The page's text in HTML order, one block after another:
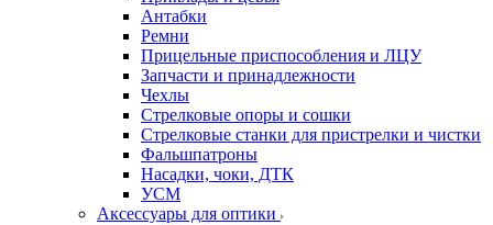
Антабки
Ремни
Прицельные приспособления и ЛЦУ
Запчасти и принадлежности
Чехлы
Стрелковые опоры и сошки
Стрелковые станки для пристрелки и чистки
Фальшпатроны
Насадки, чоки, ДТК
УСМ
Аксессуары для оптики